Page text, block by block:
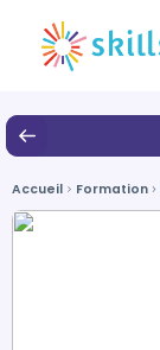
Accueil Formation